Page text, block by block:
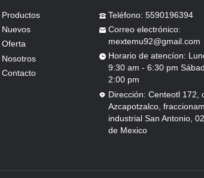
Productos
Nuevos
Oferta
Nosotros
Contacto
Teléfono: 5590196394
mextemu92@gmail.com
2:00 pm
de Mexico